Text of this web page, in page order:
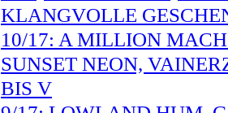
KLANGVOLLE
10/17: A MILLION
SUNSET NEON,
BIS V